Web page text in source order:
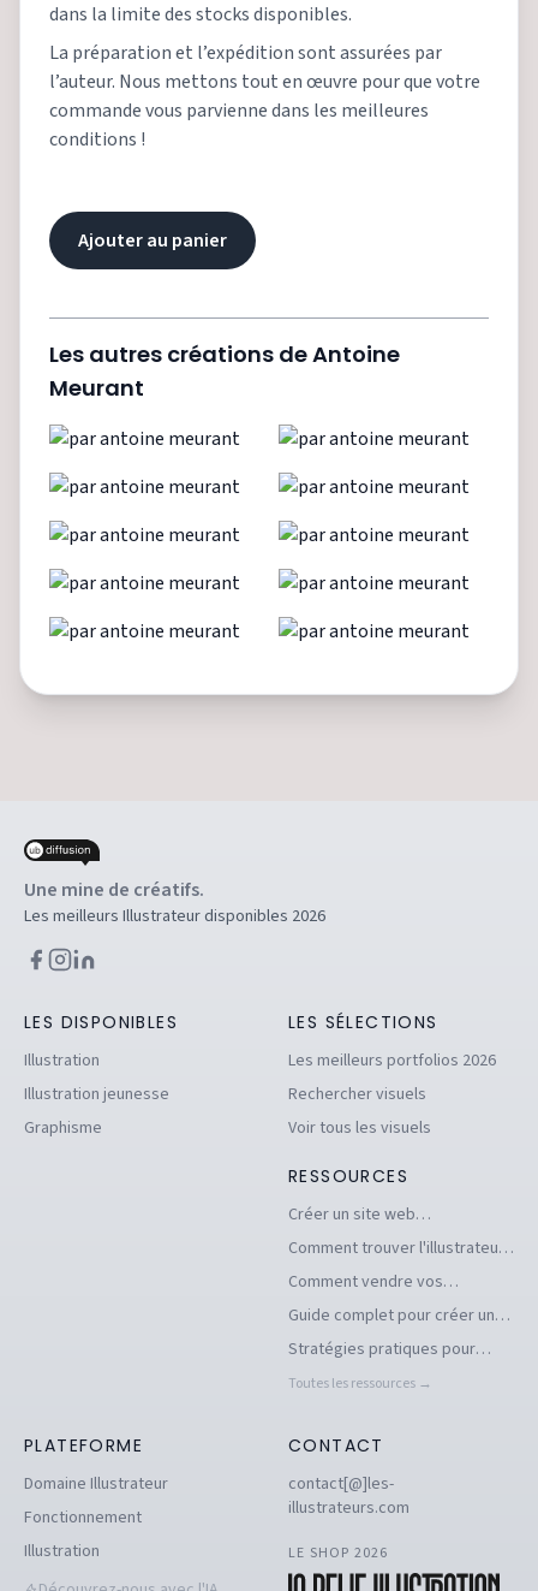
dans la limite des stocks disponibles.
La préparation et l’expédition sont assurées par
l’auteur. Nous mettons tout en œuvre pour que votre
commande vous parvienne dans les meilleures
conditions !
Ajouter au panier
Les autres créations deAntoine
Meurant
Une mine de créatifs.
Les meilleurs Illustrateur disponibles 2026
LES DISPONIBLES
Illustration
Illustration jeunesse
Graphisme
LES SÉLECTIONS
Les meilleurs portfolios 2026
Rechercher visuels
Voir tous les visuels
RESSOURCES
Créer un site web
d'illustrations pour se
qu'illustrateur
Comment trouver l'illustrateur
freelance idéal pour votre
Comment vendre vos
illustrations facilement en ligne
Guide complet pour créer un
book d'illustration en ligne
pour illustrateurs
Stratégies pratiques pour
dénicher des commandes
Toutes les ressources →
PLATEFORME
Domaine Illustrateur
Fonctionnement
Illustration
CONTACT
contact[@]les-
illustrateurs.com
LE SHOP 2026